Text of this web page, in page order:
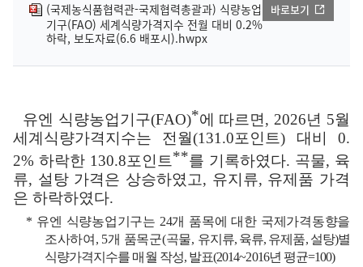
(국제농식품협력관-국제협력총괄과) 식량농업
기구(FAO) 세계식량가격지수 전월 대비 0.2%
하락, 보도자료(6.6 배포시).hwpx
바로보기
유엔 식량농업기구(FAO)*에 따르면 , 2026년 5월
세계식량가격지수는 전월(131.0포인트) 대비0.
2% 하락한 130.8포인트**를 기록하였다. 곡물, 육
류, 설탕 가격은 상승하였고, 유지류, 유제품 가격
은 하락하였다.
* 유엔 식량농업기구는 24개 품목에 대한 국제가격동향을
조사하여 , 5개 품목군(곡물, 유지류, 육류, 유제품, 설탕)별
식량가격지수를 매월 작성, 발표(2014~2016년 평균=100)